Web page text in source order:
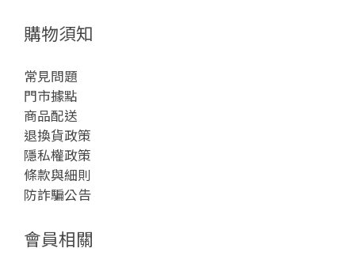
購物須知
常見問題
門市據點
商品配送
退換貨政策
隱私權政策
條款與細則
防詐騙公告
會員相關